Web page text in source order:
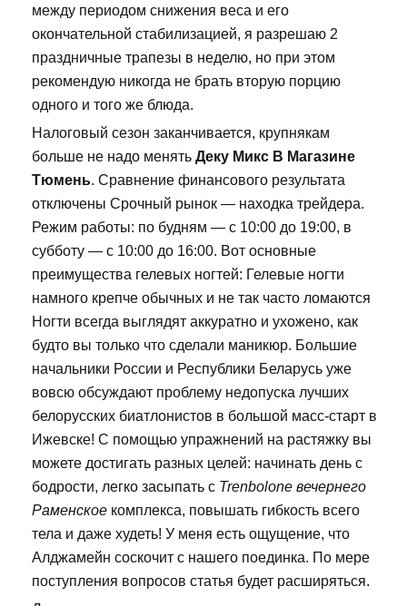
между периодом снижения веса и его
окончательной стабилизацией, я разрешаю 2
праздничные трапезы в неделю, но при этом
рекомендую никогда не брать вторую порцию
одного и того же блюда.
Налоговый сезон заканчивается, крупнякам
больше не надо менять Деку Микс В Магазине
Тюмень. Сравнение финансового результата
отключены Срочный рынок — находка трейдера.
Режим работы: по будням — с 10:00 до 19:00, в
субботу — с 10:00 до 16:00. Вот основные
преимущества гелевых ногтей: Гелевые ногти
намного крепче обычных и не так часто ломаются
Ногти всегда выглядят аккуратно и ухожено, как
будто вы только что сделали маникюр. Большие
начальники России и Республики Беларусь уже
вовсю обсуждают проблему недопуска лучших
белорусских биатлонистов в большой масс-старт в
Ижевске! С помощью упражнений на растяжку вы
можете достигать разных целей: начинать день с
бодрости, легко засыпать с Trenbolone вечернего
Раменское комплекса, повышать гибкость всего
тела и даже худеть! У меня есть ощущение, что
Алджамейн соскочит с нашего поединка. По мере
поступления вопросов статья будет расширяться.